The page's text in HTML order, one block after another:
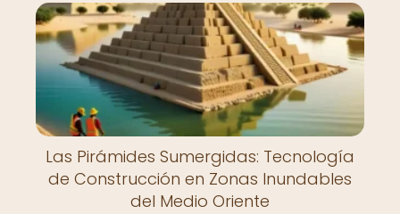
Las Pirámides Sumergidas: Tecnología
de Construcción en Zonas Inundables
del Medio Oriente